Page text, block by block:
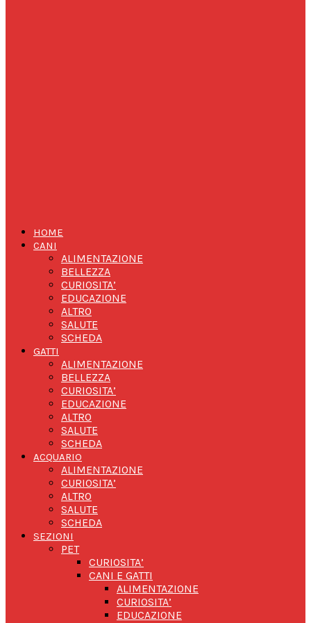
HOME
CANI
ALIMENTAZIONE
BELLEZZA
CURIOSITA’
EDUCAZIONE
ALTRO
SALUTE
SCHEDA
GATTI
ALIMENTAZIONE
BELLEZZA
CURIOSITA’
EDUCAZIONE
ALTRO
SALUTE
SCHEDA
ACQUARIO
ALIMENTAZIONE
CURIOSITA’
ALTRO
SALUTE
SCHEDA
SEZIONI
PET
CURIOSITA’
CANI E GATTI
ALIMENTAZIONE
CURIOSITA’
EDUCAZIONE